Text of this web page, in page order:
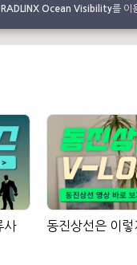
Ocean Visibility를 이
사 동진상선은 이